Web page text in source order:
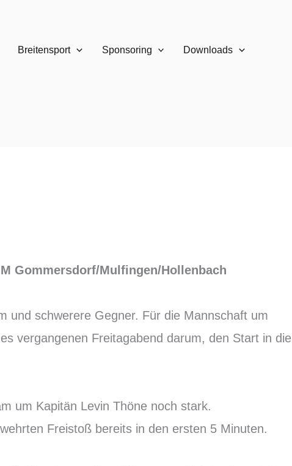
Breitensport Sponsoring Downloads
Gommersdorf/Mulfingen/Hollenbach
und schwerere Gegner. Für die Mannschaft um
vergangenen Freitagabend darum, den Start in die
um Kapitän Levin Thöne noch stark.
Freistoß bereits in den ersten 5 Minuten.